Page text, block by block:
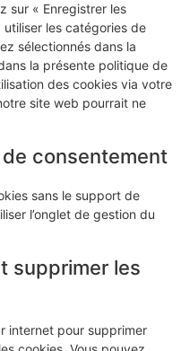
sur « Enregistrer les
les catégories de
sélectionnés dans la
la présente politique de
des cookies via votre
site web pourrait ne
de consentement
sans le support de
l’onglet de gestion du
supprimer les
internet pour supprimer